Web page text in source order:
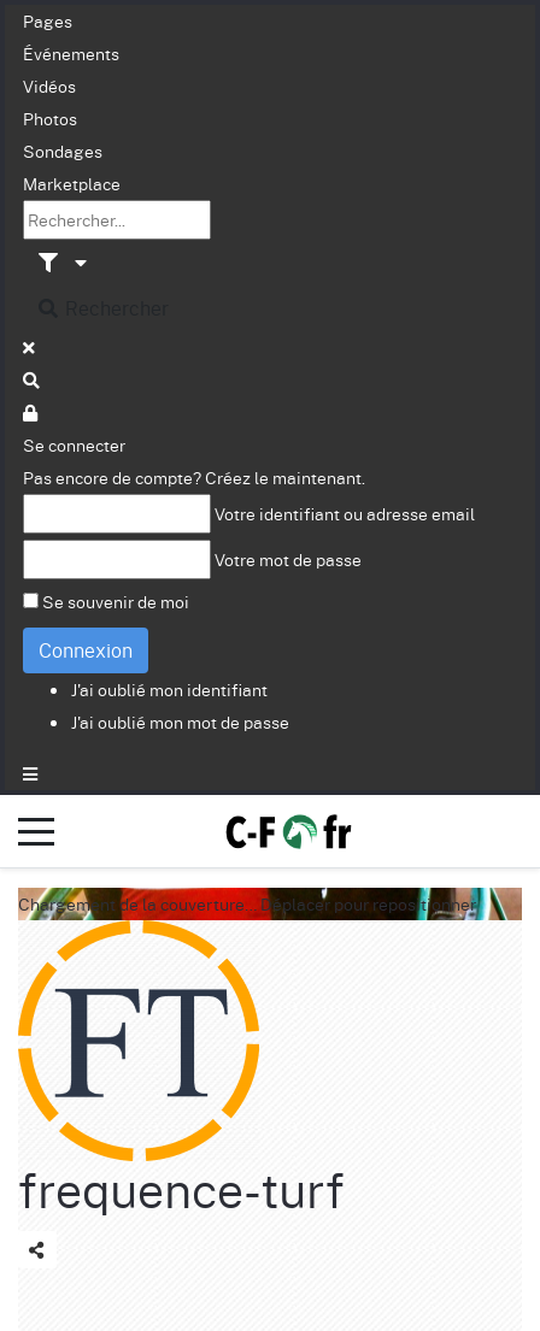
Pages
Événements
Vidéos
Photos
Sondages
Marketplace
Se connecter
Pas encore de compte? Créez le maintenant.
Votre identifiant ou adresse email
Votre mot de passe
Se souvenir de moi
Connexion
J'ai oublié mon identifiant
J'ai oublié mon mot de passe
Chargement de la couverture… Déplacer pour repositionner
frequence-turf